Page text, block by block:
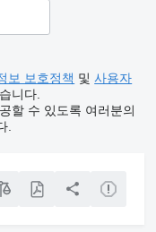
보 보호정책 및사용자
니다.
할 수 있도록 여러분의
.